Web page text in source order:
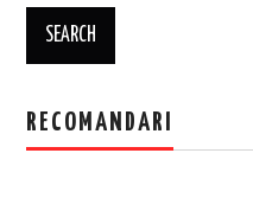
RECOMANDARI